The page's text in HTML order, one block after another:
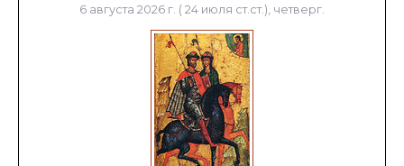
6 августа 2026 г. ( 24 июля ст.ст.), четверг.